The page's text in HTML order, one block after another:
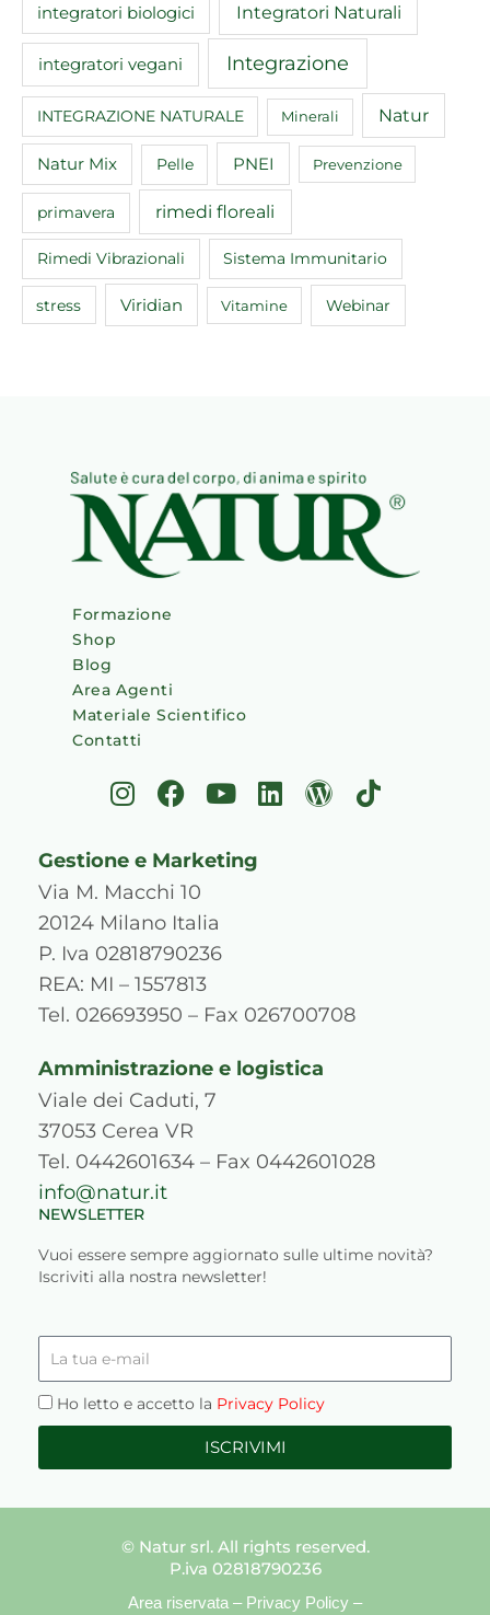
integratori biologici Integratori Naturali
integratori vegani Integrazione
INTEGRAZIONE NATURALE Minerali Natur
Natur Mix Pelle PNEI Prevenzione
primavera rimedi floreali
Rimedi Vibrazionali Sistema Immunitario
stress Viridian Vitamine Webinar
Formazione
Shop
Blog
Area Agenti
Materiale Scientifico
Contatti
I
n
t
a
g
r
a
m
F
a
e
b
o
o
k
Y
o
t
e
L
i
W
o
s
T
i
Gestione e Marketing
Via M. Macchi 10
20124 Milano Italia
P. Iva 02818790236
REA: MI – 1557813
Tel. 026693950 – Fax 026700708
Amministrazione e logistica
Viale dei Caduti, 7
37053 Cerea VR
Tel. 0442601634 – Fax 0442601028
info@natur.it
NEWSLETTER
Vuoi essere sempre aggiornato sulle ultime novità?
Iscriviti alla nostra newsletter!
tua
mail
Privacy
Ho letto e accetto la Privacy Policy
ISCRIVIMI
© Natur srl. All rights reserved.
P.iva 02818790236
Area riservata – Privacy Policy –